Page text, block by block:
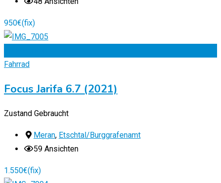
950€(fix)
Fahrrad
Focus Jarifa 6.7 (2021)
Zustand Gebraucht
Meran, Etschtal/Burggrafenamt
59 Ansichten
1.550€(fix)